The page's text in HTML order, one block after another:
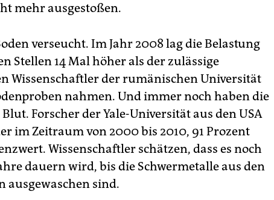
mehr ausgestoßen.
verseucht. Im Jahr 2008 lag die Belastung
Stellen 14 Mal höher als der zulässige
Wissenschaftler der rumänischen Universität
nahmen. Und immer noch haben die
Forscher der Yale-Universität aus den USA
im Zeitraum von 2000 bis 2010, 91 Prozent
Wissenschaftler schätzen, dass es noch
dauern wird, bis die Schwermetalle aus den
ausgewaschen sind.